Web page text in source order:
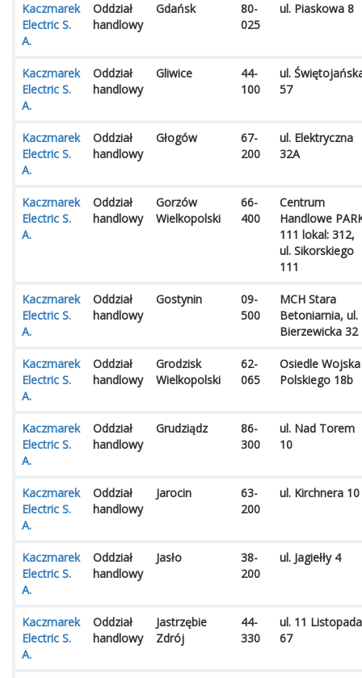
Kaczmarek
Electric S.
A.
Oddział
handlowy
Gdańsk
80-
025
ul. Piaskowa 8
Kaczmarek
Electric S.
A.
Oddział
handlowy
Gliwice
44-
100
ul.
57
Kaczmarek
Electric S.
A.
Oddział
handlowy
Głogów
67-
200
ul. Elektryczna
32A
Kaczmarek
Electric S.
A.
Oddział
handlowy
Gorzów
Wielkopolski
66-
400
Centrum
Handlowe
111 lokal: 312,
ul. Sikorskiego
111
Kaczmarek
Electric S.
A.
Oddział
handlowy
Gostynin
09-
500
MCH Stara
Betoniarnia, ul.
Bierzewicka 32
Kaczmarek
Electric S.
A.
Oddział
handlowy
Grodzisk
Wielkopolski
62-
065
Osiedle Wojska
Polskiego 18b
Kaczmarek
Electric S.
A.
Oddział
handlowy
Grudziądz
86-
300
ul. Nad Torem
10
Kaczmarek
Electric S.
A.
Oddział
handlowy
Jarocin
63-
200
ul. Kirchnera 10
Kaczmarek
Electric S.
A.
Oddział
handlowy
Jasło
38-
200
ul. Jagiełły 4
Kaczmarek
Electric S.
A.
Oddział
handlowy
Jastrzębie
Zdrój
44-
330
ul. 11 Listopada
67